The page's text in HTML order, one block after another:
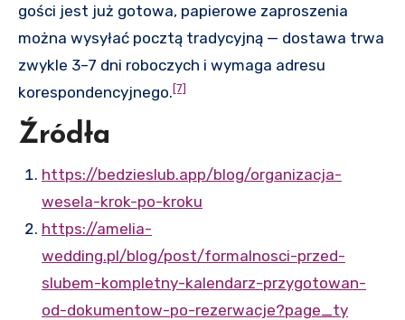
gości jest już gotowa, papierowe zaproszenia
można wysyłać pocztą tradycyjną — dostawa trwa
zwykle 3–7 dni roboczych i wymaga adresu
korespondencyjnego.[7]
Źródła
https://bedzieslub.app/blog/organizacja-
wesela-krok-po-kroku
https://amelia-
wedding.pl/blog/post/formalnosci-przed-
slubem-kompletny-kalendarz-przygotowan-
od-dokumentow-po-rezerwacje?page_ty